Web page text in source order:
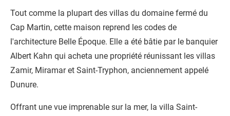
Tout comme la plupart des villas du domaine fermé du
Cap Martin, cette maison reprend les codes de
l'architecture Belle Époque. Elle a été bâtie par le banquier
Albert Kahn qui acheta une propriété réunissant les villas
Zamir, Miramar et Saint-Tryphon, anciennement appelé
Dunure.
Offrant une vue imprenable sur la mer, la villa Saint-